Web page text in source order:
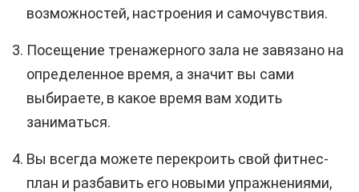
возможностей, настроения и самочувствия.
Посещение тренажерного зала не завязано на
определенное время, а значит вы сами
выбираете, в какое время вам ходить
заниматься.
Вы всегда можете перекроить свой фитнес-
план и разбавить его новыми упражнениями,